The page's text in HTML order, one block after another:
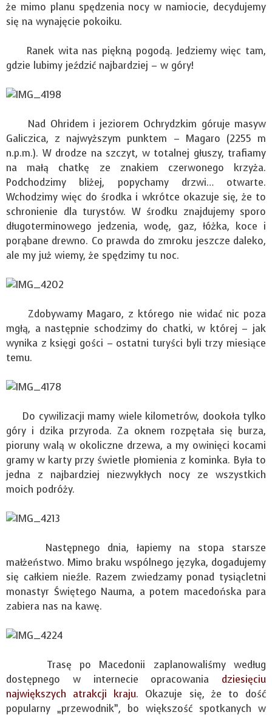
że mimo planu spędzenia nocy w namiocie, decydujemy
się na wynajęcie pokoiku.
Ranek wita nas piękną pogodą. Jedziemy więc tam,
gdzie lubimy jeździć najbardziej – w góry!
Nad Ohridem i jeziorem Ochrydzkim góruje masyw
Galiczica, z najwyższym punktem – Magaro (2255 m
n.p.m.). W drodze na szczyt, w totalnej głuszy, trafiamy
na małą chatkę ze znakiem czerwonego krzyża.
Podchodzimy bliżej, popychamy drzwi… otwarte.
Wchodzimy więc do środka i wkrótce okazuje się, że to
schronienie dla turystów. W środku znajdujemy sporo
długoterminowego jedzenia, wodę, gaz, łóżka, koce i
porąbane drewno. Co prawda do zmroku jeszcze daleko,
ale my już wiemy, że spędzimy tu noc.
Zdobywamy Magaro, z którego nie widać nic poza
mgłą, a następnie schodzimy do chatki, w której – jak
wynika z księgi gości – ostatni turyści byli trzy miesiące
temu.
Do cywilizacji mamy wiele kilometrów, dookoła tylko
góry i dzika przyroda. Za oknem rozpętała się burza,
pioruny walą w okoliczne drzewa, a my owinięci kocami
gramy w karty przy świetle płomienia z kominka. Była to
jedna z najbardziej niezwykłych nocy ze wszystkich
moich podróży.
Następnego dnia, łapiemy na stopa starsze
małżeństwo. Mimo braku wspólnego języka, dogadujemy
się całkiem nieźle. Razem zwiedzamy ponad tysiącletni
monastyr Świętego Nauma, a potem macedońska para
zabiera nas na kawę.
Trasę po Macedonii zaplanowaliśmy według
dostępnego w internecie opracowania dziesięciu
największych atrakcji kraju. Okazuje się, że to dość
popularny „przewodnik”, bo większość spotkanych w